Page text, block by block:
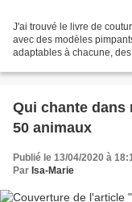
J'ai trouvé le livre de
avec des modèles
adaptables à chacune,
Qui chante dans
50 animaux
Publié le 13/04/2020 à
Par Isa-Marie